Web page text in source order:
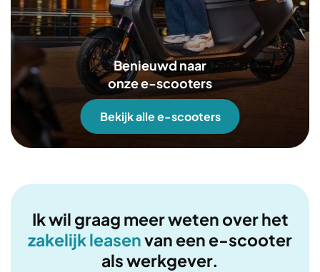
Benieuwd naar
onze e-scooters
Bekijk alle e-scooters
Ik wil graag meer weten over het
zakelijk leasenvan een e-scooter
als werkgever.